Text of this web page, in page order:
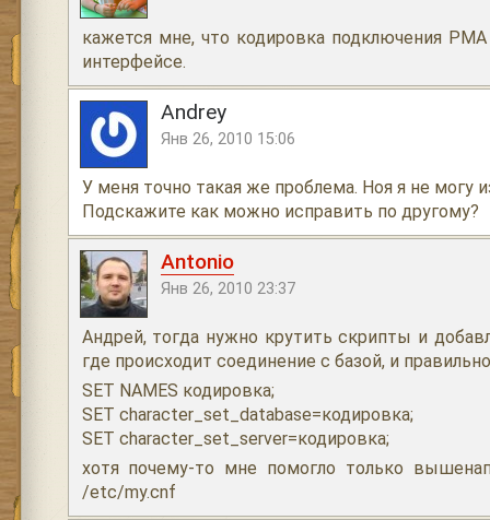
кажется мне, что кодировка подключения
интерфейсе.
Andrey
Янв 26, 2010 15:06
У меня точно такая же проблема. Ноя я не могу
Подскажите как можно исправить по другому?
Antonio
Янв 26, 2010 23:37
Андрей, тогда нужно крутить скрипты и
где происходит соединение с базой, и правильно
SET NAMES кодировка;
SET character_set_database=кодировка;
SET character_set_server=кодировка;
хотя почему-то мне помогло только
/etc/my.cnf